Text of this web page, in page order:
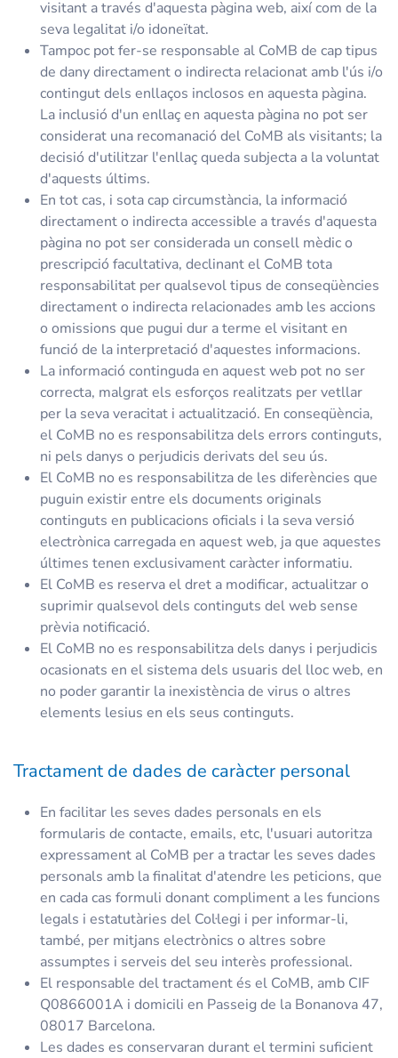
visitant a través d'aquesta pàgina web, així com de la
seva legalitat i/o idoneïtat.
Tampoc pot fer-se responsable al CoMB de cap tipus
de dany directament o indirecta relacionat amb l'ús i/o
contingut dels enllaços inclosos en aquesta pàgina.
La inclusió d'un enllaç en aquesta pàgina no pot ser
considerat una recomanació del CoMB als visitants; la
decisió d'utilitzar l'enllaç queda subjecta a la voluntat
d'aquests últims.
En tot cas, i sota cap circumstància, la informació
directament o indirecta accessible a través d'aquesta
pàgina no pot ser considerada un consell mèdic o
prescripció facultativa, declinant el CoMB tota
responsabilitat per qualsevol tipus de conseqüències
directament o indirecta relacionades amb les accions
o omissions que pugui dur a terme el visitant en
funció de la interpretació d'aquestes informacions.
La informació continguda en aquest web pot no ser
correcta, malgrat els esforços realitzats per vetllar
per la seva veracitat i actualització. En conseqüència,
el CoMB no es responsabilitza dels errors continguts,
ni pels danys o perjudicis derivats del seu ús.
El CoMB no es responsabilitza de les diferències que
puguin existir entre els documents originals
continguts en publicacions oficials i la seva versió
electrònica carregada en aquest web, ja que aquestes
últimes tenen exclusivament caràcter informatiu.
El CoMB es reserva el dret a modificar, actualitzar o
suprimir qualsevol dels continguts del web sense
prèvia notificació.
El CoMB no es responsabilitza dels danys i perjudicis
ocasionats en el sistema dels usuaris del lloc web, en
no poder garantir la inexistència de virus o altres
elements lesius en els seus continguts.
Tractament de dades de caràcter personal
En facilitar les seves dades personals en els
formularis de contacte, emails, etc, l'usuari autoritza
expressament al CoMB per a tractar les seves dades
personals amb la finalitat d'atendre les peticions, que
en cada cas formuli donant compliment a les funcions
legals i estatutàries del Col·legi i per informar-li,
també, per mitjans electrònics o altres sobre
assumptes i serveis del seu interès professional.
El responsable del tractament és el CoMB, amb CIF
Q0866001A i domicili en Passeig de la Bonanova 47,
08017 Barcelona.
Les dades es conservaran durant el termini suficient